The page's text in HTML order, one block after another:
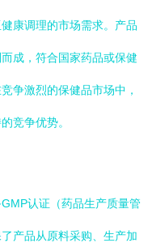
康调理的市场需求。产品
成，符合国家药品或保健
争激烈的保健品市场中，
竞争优势。
认证（药品生产质量管
产品从原料采购、生产加